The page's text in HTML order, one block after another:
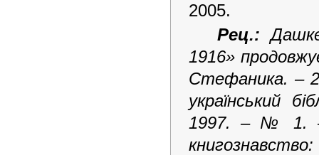
2005.
Рец.:
1916»
Стефаника. –
український
1997. – № 1. –